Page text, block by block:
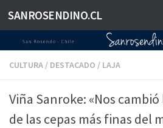
Saltar al contenido
SANROSENDINO.CL
CULTURA / DESTACADO / LAJA
Viña Sanroke: «Nos
de las cepas más finas del